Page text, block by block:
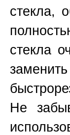
стекла,
стекла
Не